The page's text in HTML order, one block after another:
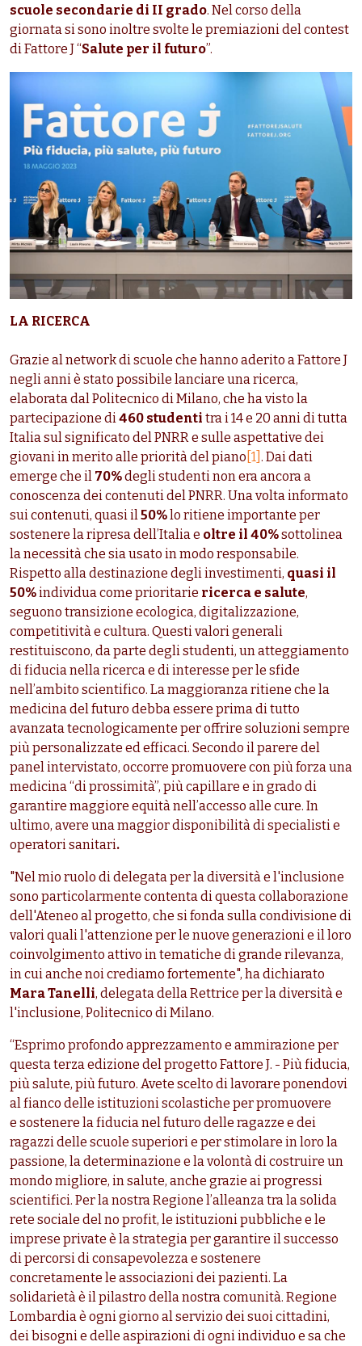
scuole secondarie di II grado. Nel corso della
giornata si sono inoltre svolte le premiazioni del contest
di Fattore J “Salute per il futuro”.
LA RICERCA
Grazie al network di scuole che hanno aderito a Fattore J
negli anni è stato possibile lanciare una ricerca,
elaborata dal Politecnico di Milano, che ha visto la
partecipazione di 460 studenti tra i 14 e 20 anni di tutta
Italia sul significato del PNRR e sulle aspettative dei
giovani in merito alle priorità del piano [1] . Dai dati
emerge che il 70%degli studenti non era ancora a
conoscenza dei contenuti del PNRR. Una volta informato
sui contenuti, quasi il 50%lo ritiene importante per
sostenere la ripresa dell’Italia e oltre il 40%sottolinea
la necessità che sia usato in modo responsabile.
Rispetto alla destinazione degli investimenti, quasi il
50%individua come prioritarie ricerca e salute,
seguono transizione ecologica, digitalizzazione,
competitività e cultura. Questi valori generali
restituiscono, da parte degli studenti, un atteggiamento
di fiducia nella ricerca e di interesse per le sfide
nell’ambito scientifico. La maggioranza ritiene che la
medicina del futuro debba essere prima di tutto
avanzata tecnologicamente per offrire soluzioni sempre
più personalizzate ed efficaci. Secondo il parere del
panel intervistato, occorre promuovere con più forza una
medicina “di prossimità”, più capillare e in grado di
garantire maggiore equità nell’accesso alle cure. In
ultimo, avere una maggior disponibilità di specialisti e
operatori sanitari.
"Nel mio ruolo di delegata per la diversità e l'inclusione
sono particolarmente contenta di questa collaborazione
dell'Ateneo al progetto, che si fonda sulla condivisione di
valori quali l'attenzione per le nuove generazioni e il loro
coinvolgimento attivo in tematiche di grande rilevanza,
in cui anche noi crediamo fortemente", ha dichiarato
Mara Tanelli, delegata della Rettrice per la diversità e
l'inclusione, Politecnico di Milano.
“Esprimo profondo apprezzamento e ammirazione per
questa terza edizione del progetto Fattore J. - Più fiducia,
più salute, più futuro. Avete scelto di lavorare ponendovi
al fianco delle istituzioni scolastiche per promuovere
e sostenere la fiducia nel futuro delle ragazze e dei
ragazzi delle scuole superiori e per stimolare in loro la
passione, la determinazione e la volontà di costruire un
mondo migliore, in salute, anche grazie ai progressi
scientifici. Per la nostra Regione l’alleanza tra la solida
rete sociale del no profit, le istituzioni pubbliche e le
imprese private è la strategia per garantire il successo
di percorsi di consapevolezza e sostenere
concretamente le associazioni dei pazienti. La
solidarietà è il pilastro della nostra comunità. Regione
Lombardia è ogni giorno al servizio dei suoi cittadini,
dei bisogni e delle aspirazioni di ogni individuo e sa che